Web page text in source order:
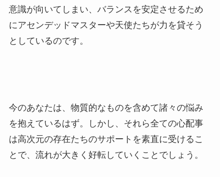
意識が向いてしまい、バランスを安定させるため
にアセンデッドマスターや天使たちが力を貸そう
としているのです。
今のあなたは、物質的なものを含めて諸々の悩み
を抱えているはず。しかし、それら全ての心配事
は高次元の存在たちのサポートを素直に受けるこ
とで、流れが大きく好転していくことでしょう。